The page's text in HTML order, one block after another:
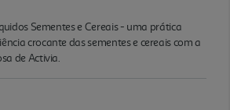
Sementes e Cereais - uma prática
crocante das sementes e cereais com a
de Activia.